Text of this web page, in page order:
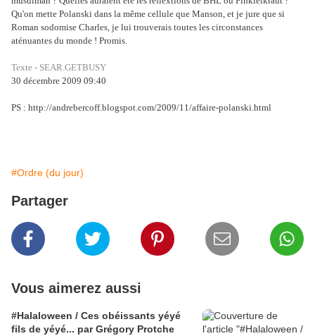
Qu'on mette Polanski dans la même cellule que Manson, et je jure que si
Roman sodomise Charles, je lui trouverais toutes les circonstances
aténuantes du monde ! Promis.
Texte - SEAR.GETBUSY
30 décembre 2009 09:40
PS : http://andrebercoff.blogspot.com/2009/11/affaire-polanski.html
#Ordre (du jour)
Partager
Vous aimerez aussi
#Halaloween / Ces obéissants yéyé
fils de yéyé... par Grégory Protche